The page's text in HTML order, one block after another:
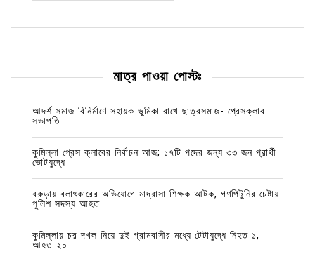
মাত্র পাওয়া পোস্টঃ
আদর্শ সমাজ বিনির্মাণে সহায়ক ভুমিকা রাখে ছাত্রসমাজ- প্রেসক্লাব
সভাপতি
কুমিল্লা প্রেস ক্লাবের নির্বাচন আজ; ১৭টি পদের জন্য ৩৩ জন প্রার্থী
ভোটযুদ্ধে
বরুড়ায় বলাৎকারের অভিযোগে মাদ্রাসা শিক্ষক আটক, গণপিটুনির চেষ্টায়
পুলিশ সদস্য আহত
কুমিল্লায় চর দখল নিয়ে দুই গ্রামবাসীর মধ্যে টেটাযুদ্ধে নিহত ১,
আহত ২০